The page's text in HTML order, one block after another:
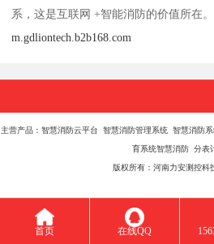
系，这是互联网 +智能消防的价值所在。
m.gdliontech.b2b168.com
主营产品：智慧消防云平台 智慧消防管理系统 智慧消防
育系统智慧消防 分表
版权所有：河南力安测控科
首页 在线QQ